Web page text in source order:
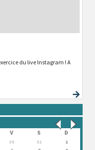
du live Instagram ! A
V S D
30 31
1